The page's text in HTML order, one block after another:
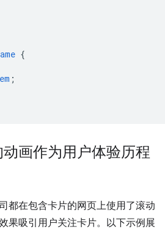
{
;
画作为用户体验历程
都在包含卡片的网页上使用了滚动
果吸引用户关注卡片。以下示例展